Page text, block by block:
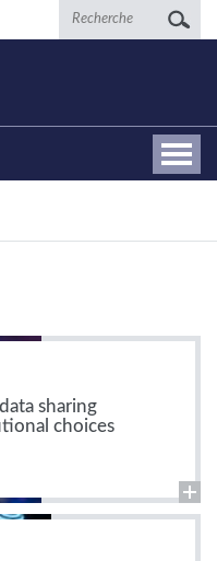
Recherche
sharing
choices